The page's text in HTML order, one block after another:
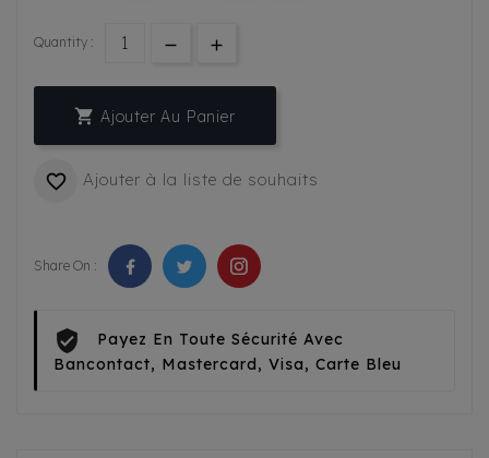
Quantity :
 Ajouter Au Panier
 Ajouter à la liste de souhaits
Share On :
Payez En Toute Sécurité Avec
Bancontact, Mastercard, Visa, Carte Bleu